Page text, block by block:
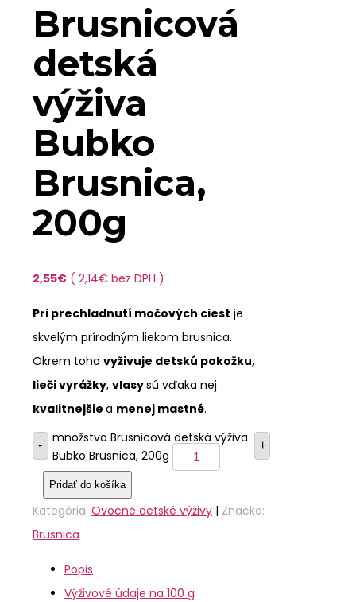
Brusnicová
detská
výživa
Bubko
Brusnica,
200g
2,55€ ( 2,14€ bez DPH )
Pri prechladnutí močových ciest je
skvelým prírodným liekom brusnica.
Okrem toho vyživuje detskú pokožku,
lieči vyrážky, vlasysú vďaka nej
kvalitnejšie a menej mastné.
-
množstvo Brusnicová detská výživa
Bubko Brusnica, 200g
+
Pridať do košíka
Kategória: Ovocné detské výživy | Značka:
Brusnica
Popis
Výživové údaje na 100 g